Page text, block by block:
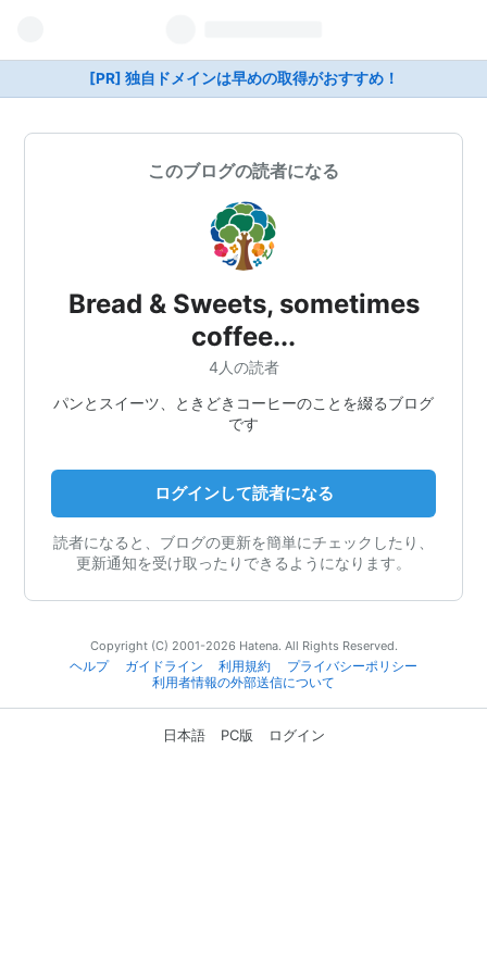
[PR] 独自ドメインは早めの取得がおすすめ！
このブログの読者になる
Bread & Sweets, sometimes
coffee...
4人の読者
パンとスイーツ、ときどきコーヒーのことを綴るブログ
です
ログインして読者になる
読者になると、ブログの更新を簡単にチェックしたり、
更新通知を受け取ったりできるようになります。
Copyright (C) 2001-2026 Hatena. All Rights Reserved.
ヘルプ
ガイドライン 利用規約
プライバシーポリシー
利用者情報の外部送信について
日本語 PC版 ログイン